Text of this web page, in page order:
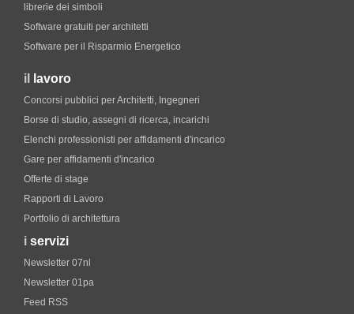
librerie dei simboli
Software gratuiti per architetti
Software per il Risparmio Energetico
il lavoro
Concorsi pubblici per Architetti, Ingegneri
Borse di studio, assegni di ricerca, incarichi
Elenchi professionisti per affidamenti d'incarico
Gare per affidamenti d'incarico
Offerte di stage
Rapporti di Lavoro
Portfolio di architettura
i servizi
Newsletter 07nl
Newsletter 01pa
Feed RSS